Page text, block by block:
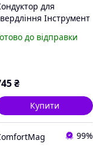
для
Інструмент
Kraft&Dele
до відправки
₴
Купити
99%